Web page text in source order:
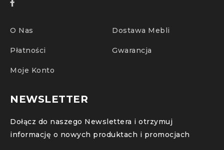
O Nas Dostawa Mebli
Płatności Gwarancja
Moje Konto
NEWSLETTER
Dołącz do naszego Newslettera i otrzymuj
informację o nowych produktach i promocjach